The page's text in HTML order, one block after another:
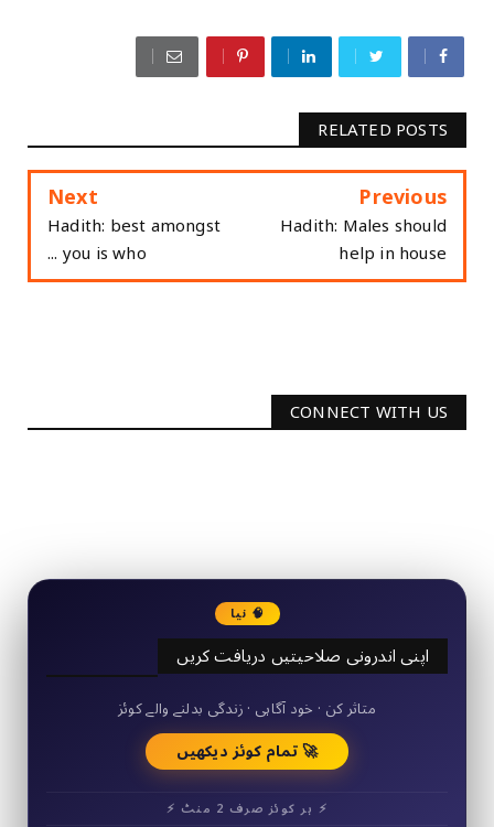
RELATED POSTS
Previous
Hadith: Males should
help in house
Next
Hadith: best amongst
you is who ...
CONNECT WITH US
🧠 نیا
اپنی اندرونی صلاحیتیں دریافت کریں
50+ مختصر کوئز
متاثر کن · خود آگاہی · زندگی بدلنے والے کوئز
🚀 تمام کوئز دیکھیں
⚡ ہر کوئز صرف 2 منٹ ⚡